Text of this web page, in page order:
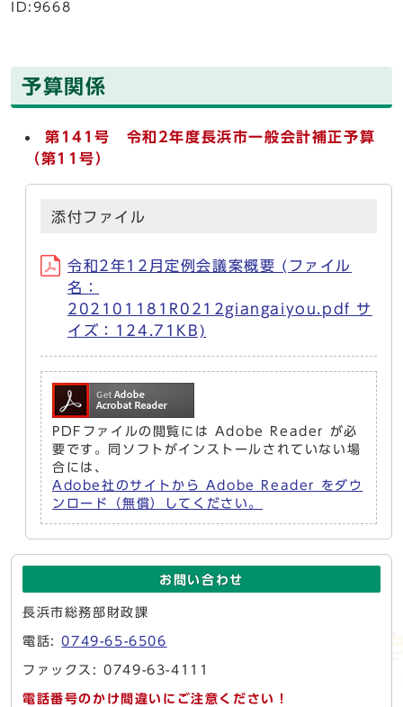
ID:9668
予算関係
第141号 令和2年度長浜市一般会計補正予算
（第11号）
添付ファイル
令和2年12月定例会議案概要 (ファイル
名：
202101181R0212giangaiyou.pdf サ
イズ：124.71KB)
PDFファイルの閲覧には Adobe Reader が必
要です。同ソフトがインストールされていない場
合には、
Adobe社のサイトから Adobe Reader をダウ
ンロード（無償）してください。
お問い合わせ
長浜市総務部財政課
電話:0749-65-6506
ファックス: 0749-63-4111
電話番号のかけ間違いにご注意ください！